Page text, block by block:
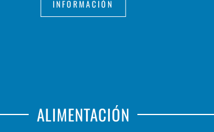
INFORMACIÓN
ALIMENTACIÓN